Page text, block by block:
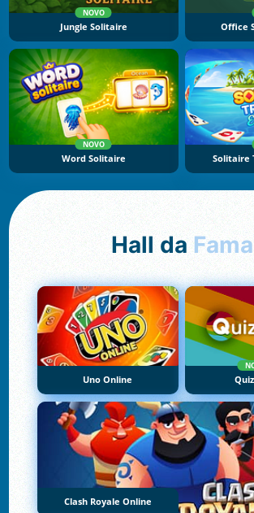
NOVO
Jungle Solitaire Office
NOVO
Word Solitaire Solitaire
Hall da Fama
Uno Online
Clash Royale Online